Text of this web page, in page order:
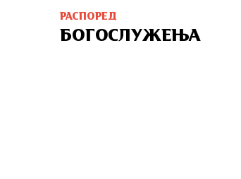
РАСПОРЕД
БОГОСЛУЖЕЊА